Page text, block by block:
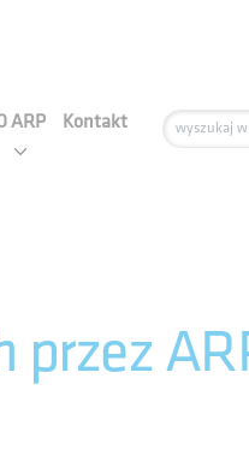
ARP Kontakt
przez